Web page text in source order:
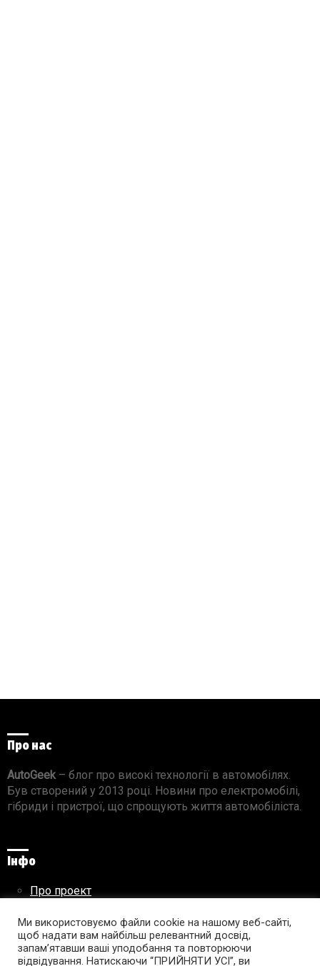
Про нас
AutoGeek– блог про високі технології в автомобілях.
Був створений у 2013 році. Новини про електромобілі,
гібриди і пристрої, що спрощують життя автомобіліста.
Інфо
Про проект
Правила використання матеріалів
Ми використовуємо файли cookie на нашому веб-сайті,
щоб надати вам найбільш релевантний досвід,
запам’ятавши ваші уподобання та повторюючи
відвідування. Натискаючи “ПРИЙНЯТИ УСІ”, ви